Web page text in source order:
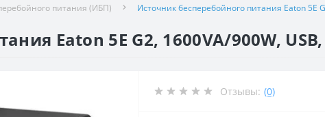
питания (ИБП) Источник бесперебойного питания Eaton 5E
Eaton 5E G2, 1600VA/900W,
Отзывы: (0)